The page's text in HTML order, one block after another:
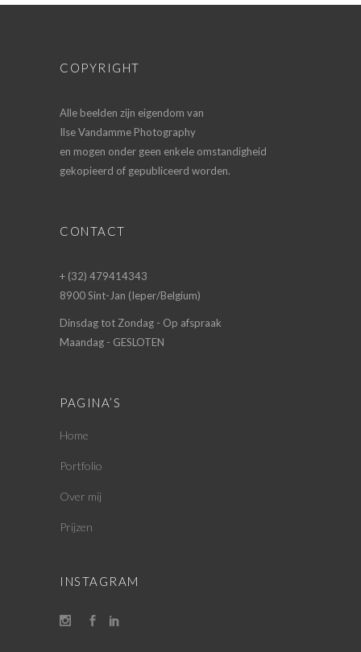
COPYRIGHT
Alle beelden zijn eigendom van
Ilse Vandamme Photography
en mogen onder geen enkele omstandigheid
gekopieerd of gepubliceerd worden.
CONTACT
+ (32) 479414343
8900 Sint-Jan (Ieper/Belgium)
Dinsdag tot Zondag - Op afspraak
Maandag - GESLOTEN
PAGINA’S
Home
Portfolio
Over mij
Prijzen
INSTAGRAM